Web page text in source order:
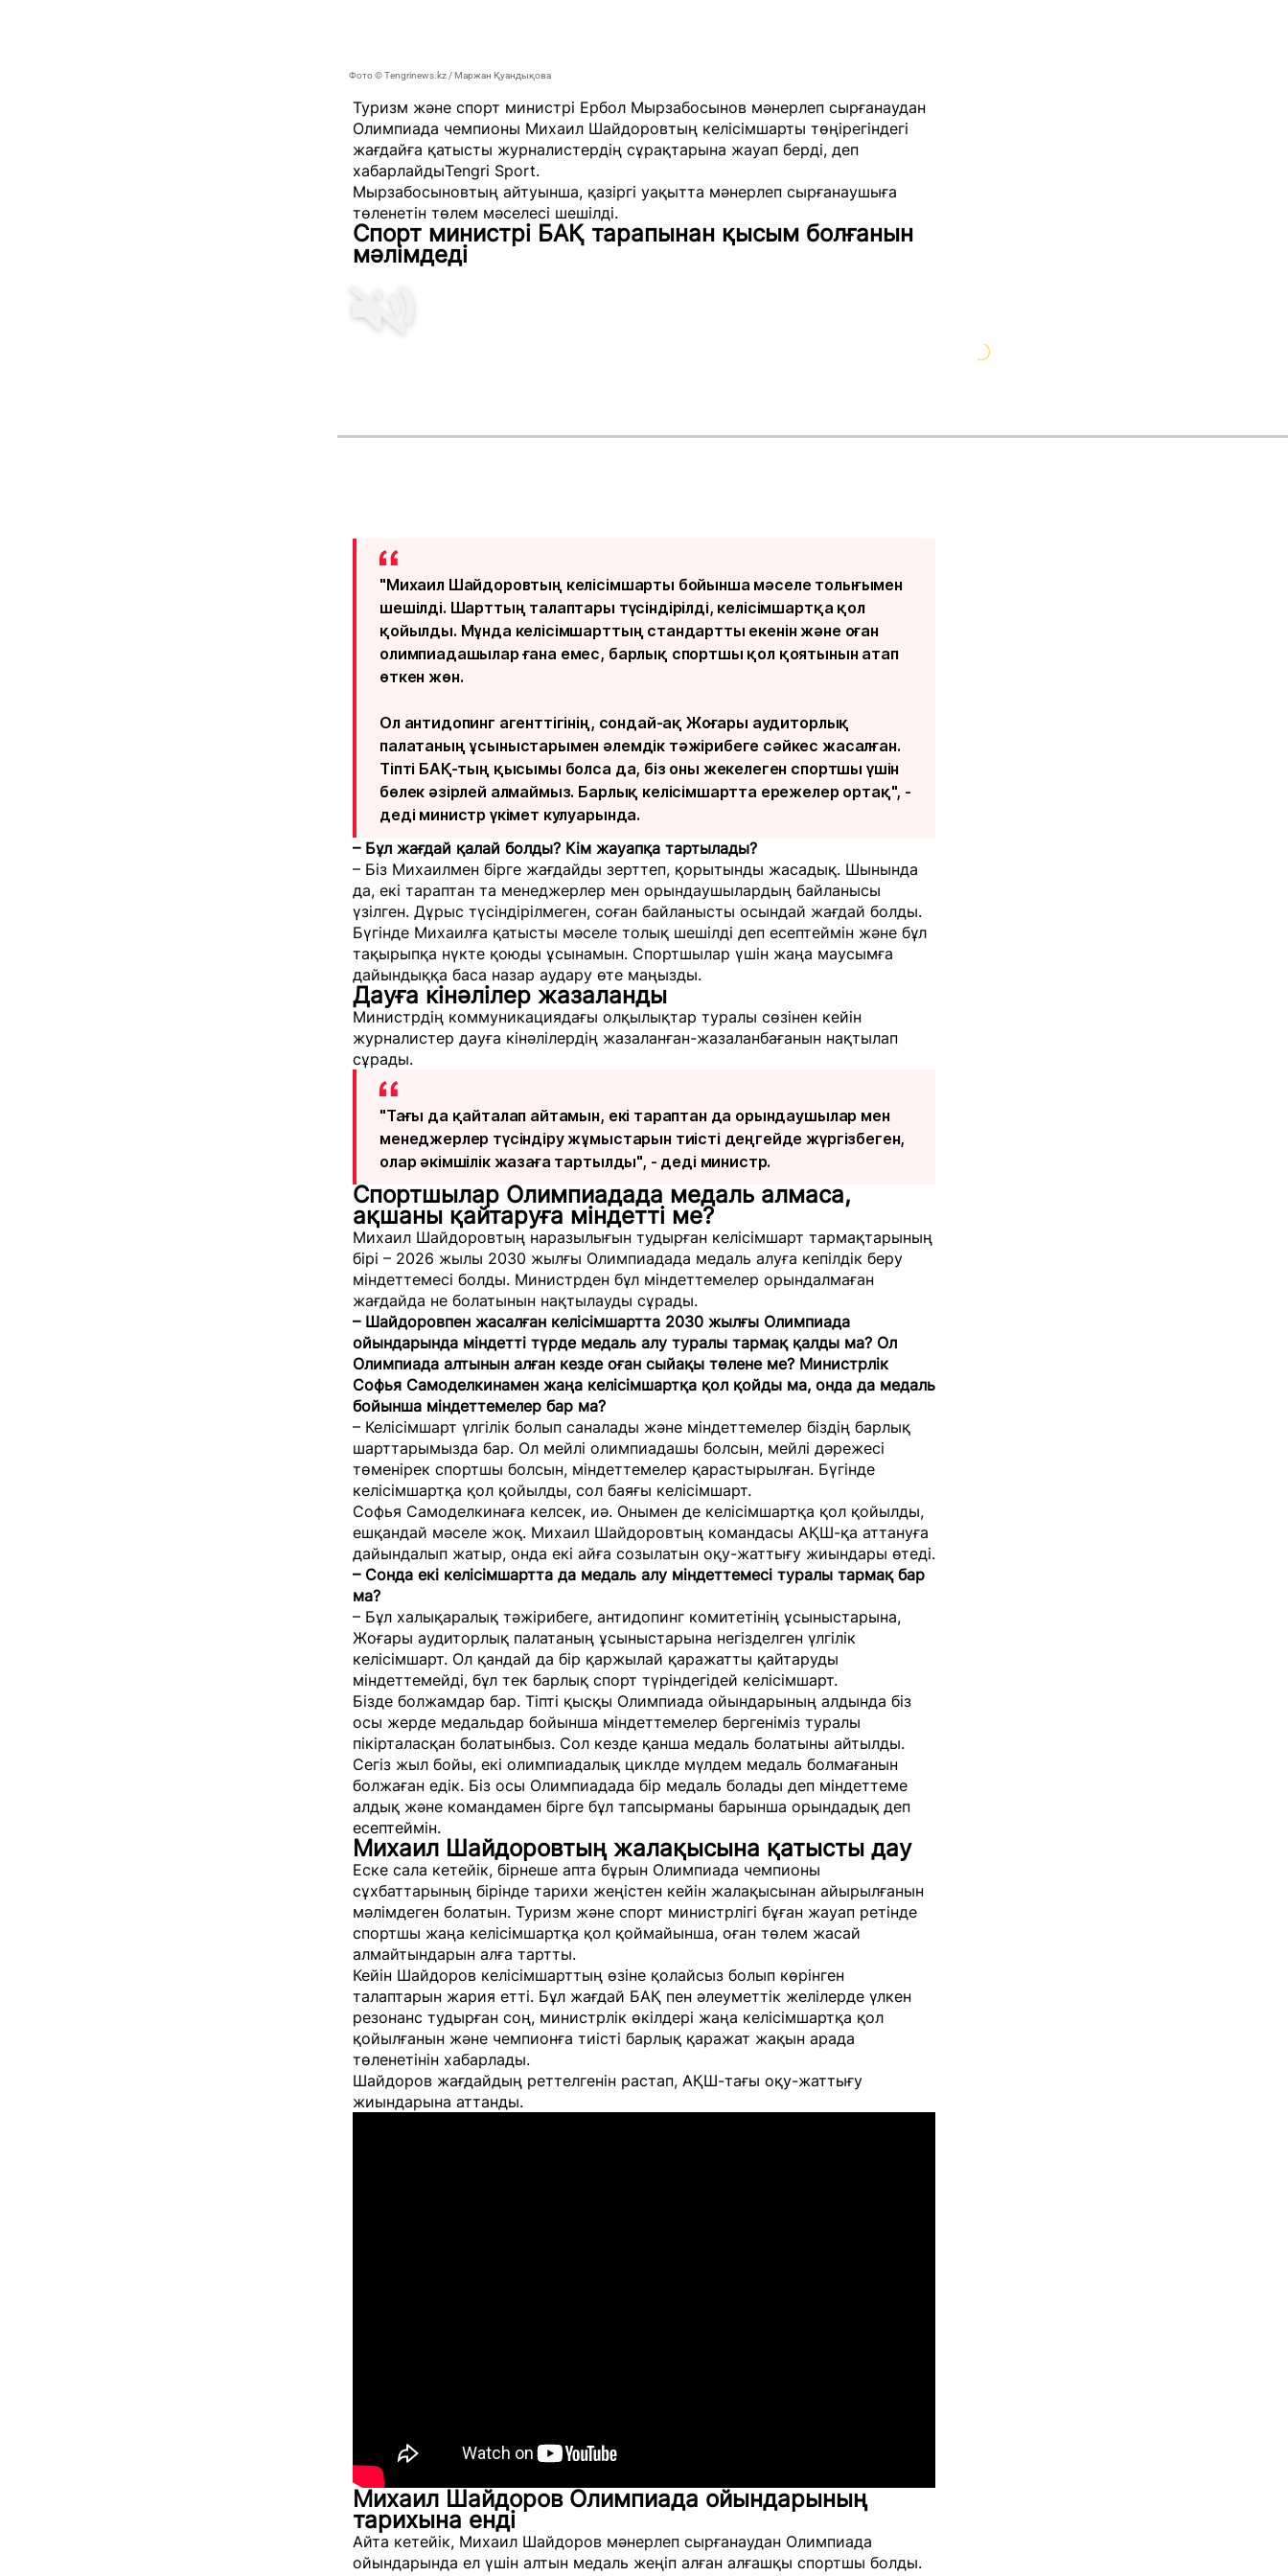
Фото © Tengrinews.kz / Маржан Қуандықова
Туризм және спорт министрі Ербол Мырзабосынов мәнерлеп сырғанаудан
Олимпиада чемпионы Михаил Шайдоровтың келісімшарты төңірегіндегі
жағдайға қатысты журналистердің сұрақтарына жауап берді, деп
хабарлайдыTengri Sport.
Мырзабосыновтың айтуынша, қазіргі уақытта мәнерлеп сырғанаушыға
төленетін төлем мәселесі шешілді.
Спорт министрі БАҚ тарапынан қысым болғанын
мәлімдеді
"Михаил Шайдоровтың келісімшарты бойынша мәселе толығымен
шешілді. Шарттың талаптары түсіндірілді, келісімшартқа қол
қойылды. Мұнда келісімшарттың стандартты екенін және оған
олимпиадашылар ғана емес, барлық спортшы қол қоятынын атап
өткен жөн.
Ол антидопинг агенттігінің, сондай-ақ Жоғары аудиторлық
палатаның ұсыныстарымен әлемдік тәжірибеге сәйкес жасалған.
Тіпті БАҚ-тың қысымы болса да, біз оны жекелеген спортшы үшін
бөлек әзірлей алмаймыз. Барлық келісімшартта ережелер ортақ", -
деді министр үкімет кулуарында.
– Бұл жағдай қалай болды? Кім жауапқа тартылады?
– Біз Михаилмен бірге жағдайды зерттеп, қорытынды жасадық. Шынында
да, екі тараптан та менеджерлер мен орындаушылардың байланысы
үзілген. Дұрыс түсіндірілмеген, соған байланысты осындай жағдай болды.
Бүгінде Михаилға қатысты мәселе толық шешілді деп есептеймін және бұл
тақырыпқа нүкте қоюды ұсынамын. Спортшылар үшін жаңа маусымға
дайындыққа баса назар аудару өте маңызды.
Дауға кінәлілер жазаланды
Министрдің коммуникациядағы олқылықтар туралы сөзінен кейін
журналистер дауға кінәлілердің жазаланған-жазаланбағанын нақтылап
сұрады.
"Тағы да қайталап айтамын, екі тараптан да орындаушылар мен
менеджерлер түсіндіру жұмыстарын тиісті деңгейде жүргізбеген,
олар әкімшілік жазаға тартылды", - деді министр.
Спортшылар Олимпиадада медаль алмаса,
ақшаны қайтаруға міндетті ме?
Михаил Шайдоровтың наразылығын тудырған келісімшарт тармақтарының
бірі – 2026 жылы 2030 жылғы Олимпиадада медаль алуға кепілдік беру
міндеттемесі болды. Министрден бұл міндеттемелер орындалмаған
жағдайда не болатынын нақтылауды сұрады.
– Шайдоровпен жасалған келісімшартта 2030 жылғы Олимпиада
ойындарында міндетті түрде медаль алу туралы тармақ қалды ма? Ол
Олимпиада алтынын алған кезде оған сыйақы төлене ме? Министрлік
Софья Самоделкинамен жаңа келісімшартқа қол қойды ма, онда да медаль
бойынша міндеттемелер бар ма?
– Келісімшарт үлгілік болып саналады және міндеттемелер біздің барлық
шарттарымызда бар. Ол мейлі олимпиадашы болсын, мейлі дәрежесі
төменірек спортшы болсын, міндеттемелер қарастырылған. Бүгінде
келісімшартқа қол қойылды, сол баяғы келісімшарт.
Софья Самоделкинаға келсек, иә. Онымен де келісімшартқа қол қойылды,
ешқандай мәселе жоқ. Михаил Шайдоровтың командасы АҚШ-қа аттануға
дайындалып жатыр, онда екі айға созылатын оқу-жаттығу жиындары өтеді.
– Сонда екі келісімшартта да медаль алу міндеттемесі туралы тармақ бар
ма?
– Бұл халықаралық тәжірибеге, антидопинг комитетінің ұсыныстарына,
Жоғары аудиторлық палатаның ұсыныстарына негізделген үлгілік
келісімшарт. Ол қандай да бір қаржылай қаражатты қайтаруды
міндеттемейді, бұл тек барлық спорт түріндегідей келісімшарт.
Бізде болжамдар бар. Тіпті қысқы Олимпиада ойындарының алдында біз
осы жерде медальдар бойынша міндеттемелер бергеніміз туралы
пікірталасқан болатынбыз. Сол кезде қанша медаль болатыны айтылды.
Сегіз жыл бойы, екі олимпиадалық циклде мүлдем медаль болмағанын
болжаған едік. Біз осы Олимпиадада бір медаль болады деп міндеттеме
алдық және командамен бірге бұл тапсырманы барынша орындадық деп
есептеймін.
Михаил Шайдоровтың жалақысына қатысты дау
Еске сала кетейік, бірнеше апта бұрын Олимпиада чемпионы
сұхбаттарының бірінде тарихи жеңістен кейін жалақысынан айырылғанын
мәлімдеген болатын. Туризм және спорт министрлігі бұған жауап ретінде
спортшы жаңа келісімшартқа қол қоймайынша, оған төлем жасай
алмайтындарын алға тартты.
Кейін Шайдоров келісімшарттың өзіне қолайсыз болып көрінген
талаптарын жария етті. Бұл жағдай БАҚ пен әлеуметтік желілерде үлкен
резонанс тудырған соң, министрлік өкілдері жаңа келісімшартқа қол
қойылғанын және чемпионға тиісті барлық қаражат жақын арада
төленетінін хабарлады.
Шайдоров жағдайдың реттелгенін растап, АҚШ-тағы оқу-жаттығу
жиындарына аттанды.
Михаил Шайдоров Олимпиада ойындарының
тарихына енді
Айта кетейік, Михаил Шайдоров мәнерлеп сырғанаудан Олимпиада
ойындарында ел үшін алтын медаль жеңіп алған алғашқы спортшы болды.